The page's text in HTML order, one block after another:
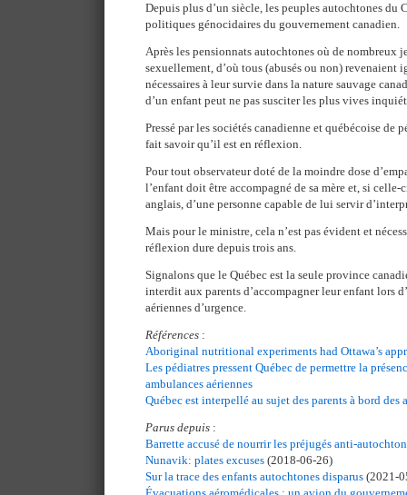
Depuis plus d’un siècle, les peuples autochtones du
politiques génocidaires du gouvernement canadien.
Après les pensionnats autochtones où de nombreux
sexuellement, d’où tous (abusés ou non) revenaient
nécessaires à leur survie dans la nature sauvage
d’un enfant peut ne pas susciter les plus vives
Pressé par les sociétés canadienne et québécoise de
fait savoir qu’il est en réflexion.
Pour tout observateur doté de la moindre dose
l’enfant doit être accompagné de sa mère et, si
anglais, d’une personne capable de lui servir
Mais pour le ministre, cela n’est pas évident et
réflexion dure depuis trois ans.
Signalons que le Québec est la seule province
interdit aux parents d’accompagner leur enfant lors
aériennes d’urgence.
Références :
Aboriginal nutritional experiments had Ottawa’s
Les pédiatres pressent Québec de permettre la
ambulances aériennes
Québec est interpellé au sujet des parents à bord des
Parus depuis :
Barrette accusé de nourrir les préjugés anti-
Nunavik: plates excuses (2018-06-26)
Sur la trace des enfants autochtones disparus (2021-